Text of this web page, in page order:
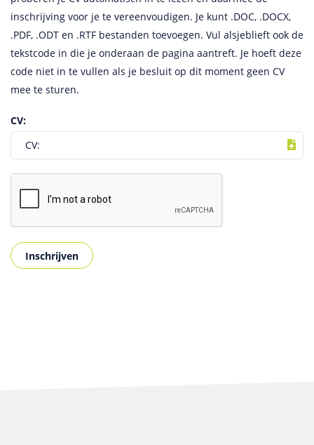
inschrijving voor je te vereenvoudigen. Je kunt .DOC, .DOCX,
.PDF, .ODT en .RTF bestanden toevoegen. Vul alsjeblieft ook de
tekstcode in die je onderaan de pagina aantreft. Je hoeft deze
code niet in te vullen als je besluit op dit moment geen CV
mee te sturen.
CV:
CV: